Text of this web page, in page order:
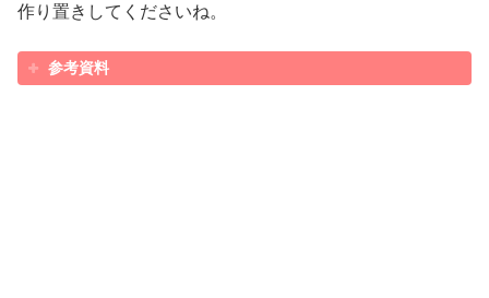
作り置きしてくださいね。
参考資料